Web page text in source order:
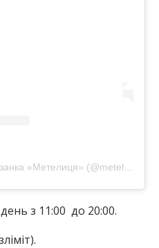
з 11:00 до 20:00.